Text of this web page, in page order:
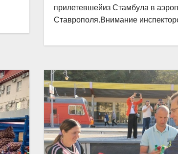
прилетевшейиз Стамбула в
Ставрополя.Внимание